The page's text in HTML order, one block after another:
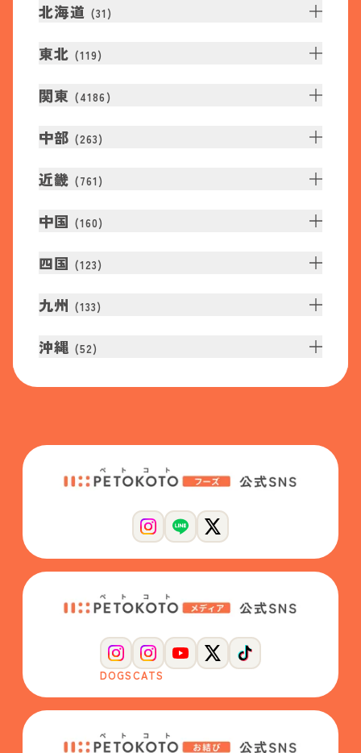
北海道 (31 )
東北 (119)
関東 (4186 )
中部 (263)
近畿 (761 )
中国 (160)
四国 (123)
九州 (133)
沖縄 (52)
DOGSCATS